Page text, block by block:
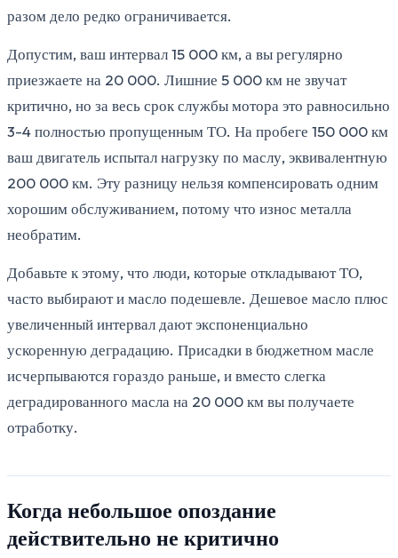
разом дело редко ограничивается.
Допустим, ваш интервал 15 000 км, а вы регулярно
приезжаете на 20 000. Лишние 5 000 км не звучат
критично, но за весь срок службы мотора это равносильно
3-4 полностью пропущенным ТО. На пробеге 150 000 км
ваш двигатель испытал нагрузку по маслу, эквивалентную
200 000 км. Эту разницу нельзя компенсировать одним
хорошим обслуживанием, потому что износ металла
необратим.
Добавьте к этому, что люди, которые откладывают ТО,
часто выбирают и масло подешевле. Дешевое масло плюс
увеличенный интервал дают экспоненциально
ускоренную деградацию. Присадки в бюджетном масле
исчерпываются гораздо раньше, и вместо слегка
деградированного масла на 20 000 км вы получаете
отработку.
Когда небольшое опоздание
действительно не критично